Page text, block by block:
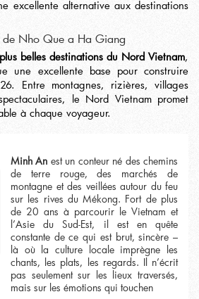
excellente alternative aux destinations
plus belles destinations du Nord Vietnam,
une excellente base pour construire
Entre montagnes, rizières, villages
le Nord Vietnam promet
à chaque voyageur.
Minh An est un conteur né des chemins
de terre rouge, des marchés de
montagne et des veillées autour du feu
sur les rives du Mékong. Fort de plus
de 20 ans à parcourir le Vietnam et
l’Asie du Sud-Est, il est en quête
constante de ce qui est brut, sincère –
là où la culture locale imprègne les
chants, les plats, les regards. Il n’écrit
pas seulement sur les lieux traversés,
mais sur les émotions qui touchen